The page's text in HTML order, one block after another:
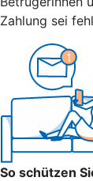
Zahlung sei
So schützen